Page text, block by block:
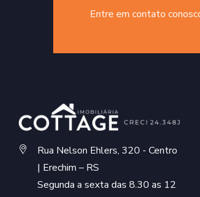
Entre em contato
Rua Nelson Ehlers, 320 - Centro
| Erechim – RS
Segunda a sexta das 8.30 as 12